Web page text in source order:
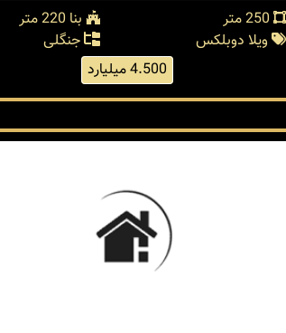
خرید ویلای دوبلکس در اناده چمستان
چمستان / اناده
بنا 220 متر
ویلا دوبلکس
جنگلی
4.500 میلیارد